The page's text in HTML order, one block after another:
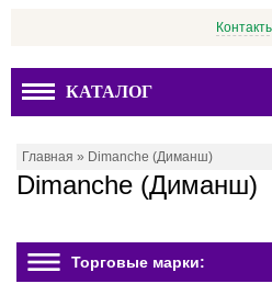
КАТАЛОГ
Главная » Dimanche (Диманш)
Dimanche (Диманш)
Торговые марки: